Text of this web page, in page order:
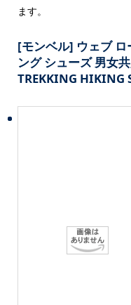
ます。
[モンベル] ウェブ
ング シューズ 男女
TREKKING HIKING